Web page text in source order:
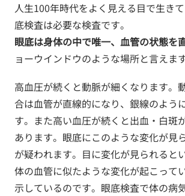
人生100年時代をよく見える目で生き
底検査は必要な検査です。
眼底は身体の中で唯一、血管の状態を
ョーウインドウのような場所と言えます
高血圧が続くと動脈が細くなります。
合は血管が直線的になり、銀線のよう
す。また高い血圧が続くと出血・白斑
あります。眼底にこのような変化が見
が疑われます。目に変化が見られると
体の血管に似たような変化が起こって
示しているのです。眼底検査で体の病